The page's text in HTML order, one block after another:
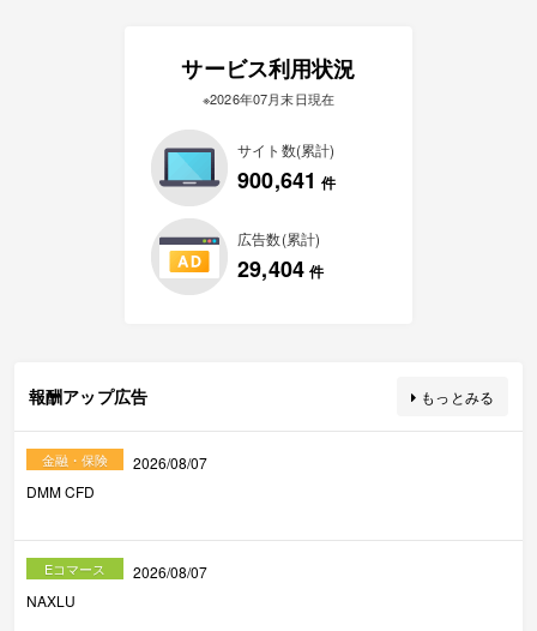
サービス利用状況
※2026年07月末日現在
サイト数(累計)
900,641 件
広告数(累計)
29,404 件
報酬アップ広告 もっとみる
金融・保険
2026/08/07
DMM CFD
Eコマース
2026/08/07
NAXLU